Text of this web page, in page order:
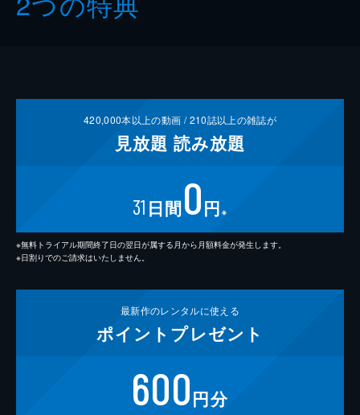
420,000本以上の動画 /210誌以上の雑誌が
見放題 読み放題
31 日間0円 ※
※無料トライアル期間終了日の翌日が属する月から月額料金が発生します。
※日割りでのご請求はいたしません。
最新作のレンタルに使える
ポイント プレゼント
600円分